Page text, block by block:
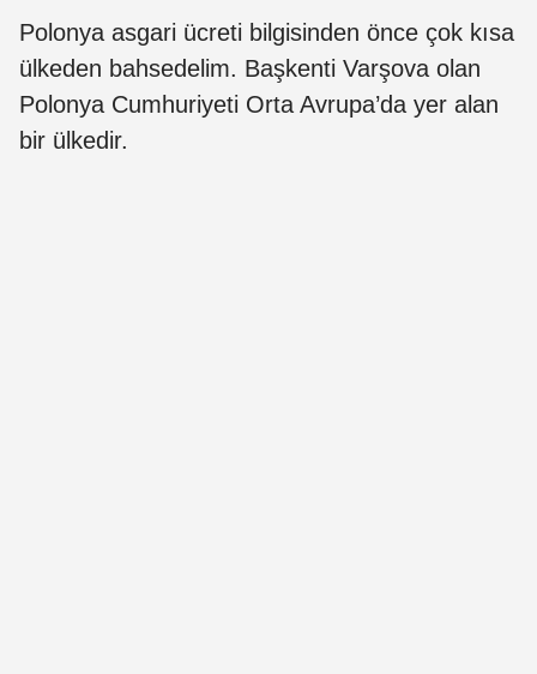
Polonya asgari ücreti bilgisinden önce çok kısa
ülkeden bahsedelim. Başkenti Varşova olan
Polonya Cumhuriyeti Orta Avrupa’da yer alan
bir ülkedir.